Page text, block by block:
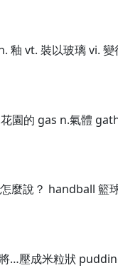
vt. 裝以玻璃 vi.
園的 gas n.氣體
說？ handball 籃
…壓成米粒狀